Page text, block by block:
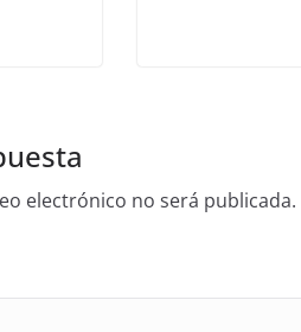
electrónico no será publicada.